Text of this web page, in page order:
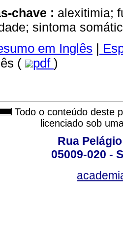
chave : alexitimia;
sintoma
em Inglês |
(
pdf )
Todo o conteúdo deste
licenciado sob
Rua
05009-020 -